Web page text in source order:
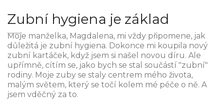
Zubní hygiena je základ
Moje manželka, Magdalena, mi vždy připomene, jak
důležitá je zubní hygiena. Dokonce mi koupila nový
zubní kartáček, když jsem si našel novou díru. Ale
upřímně, cítím se, jako bych se stal součástí "zubní"
rodiny. Moje zuby se staly centrem mého života,
malým světem, který se točí kolem mé péče o ně. A
jsem vděčný za to.